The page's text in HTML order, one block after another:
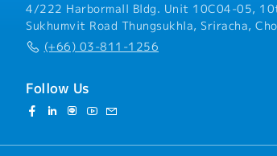
4/222 Harbormall Bldg. Unit 10C04-05,
Sukhumvit Road Thungsukhla, Sriracha,
(+66) 03-811-1256
Follow Us